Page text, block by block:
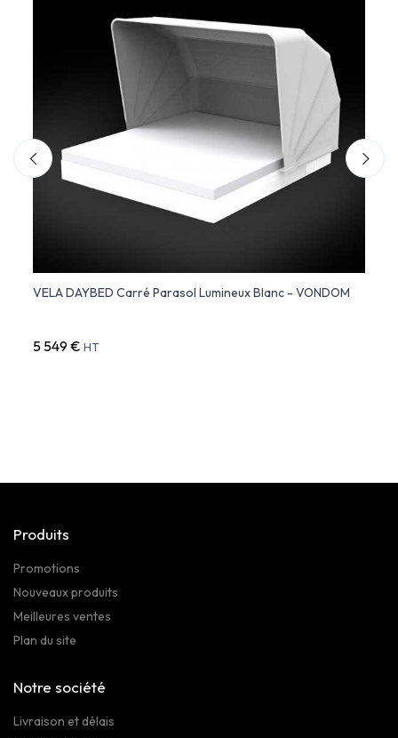
VELA DAYBED Carré Parasol Lumineux Blanc - VONDOM
5 549 € HT
Produits
Promotions
Nouveaux produits
Meilleures ventes
Plan du site
Notre société
Livraison et délais